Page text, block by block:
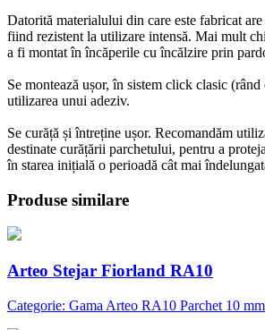
Datorită materialului din care este fabricat
fiind rezistent la utilizare intensă. Mai mult
a fi montat în încăperile cu încălzire prin
Se montează ușor, în sistem click clasic
utilizarea unui adeziv.
Se curăță și întreține ușor. Recomandăm
destinate curățării parchetului, pentru a
în starea inițială o perioadă cât mai
Produse similare
Arteo Stejar Fiorland RA10
Categorie: Gama Arteo RA10 Parchet 10